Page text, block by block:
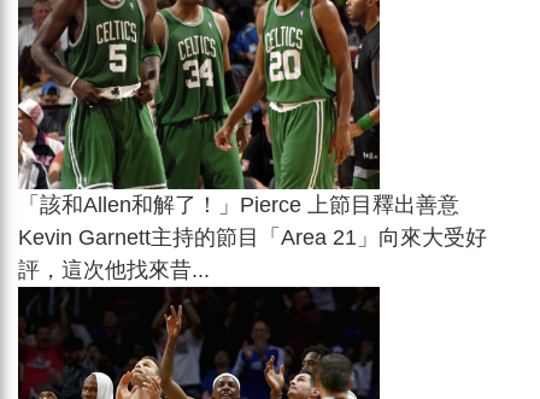
「該和Allen和解了！」Pierce 上節目釋出善意
Kevin Garnett主持的節目「Area 21」向來大受好
評，這次他找來昔...